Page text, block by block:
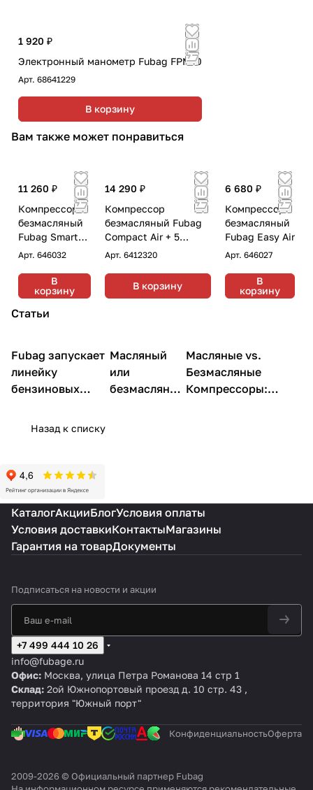
1 920 ₽
Электронный манометр Fubag FPM10
Арт. 68641229
В корзину
Вам также может понравиться
11 260 ₽
Компрессор
безмасляный
Fubag Smart
Air
Арт. 646032
В
корзину
14 290 ₽
Компрессор
безмасляный Fubag
Compact Air + 5
предметов
Арт. 6412320
В корзину
6 680 ₽
Компрессор
безмасляный
Fubag Easy Air
Арт. 646027
В
корзину
Статьи
Компрессоры
Fubag запускает
линейку
бензиновых
Компрессоры
Масляный
или
безмасляный
Компрессоры
Масляные vs.
Безмасляные
Компрессоры:
Назад к списку
КаталогАкцииБлогУсловия оплаты
Условия доставкиКонтактыМагазины
Гарантия на товарДокументы
Подписаться на новости и акции
+7 499 444 10 26
info@fubage.ru
Офис: Москва, улица Петра Романова 14 стр 1
Склад: 2ой Южнопортовый проезд д. 10 стр. 43 ,
территория "Южный порт"
КонфиденциальностьОферта
2009-2026 © Официальный партнер Fubag